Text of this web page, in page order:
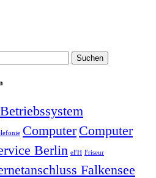
Betriebssystem
Computer Computer
Berlin eFH Friseur
Falkensee